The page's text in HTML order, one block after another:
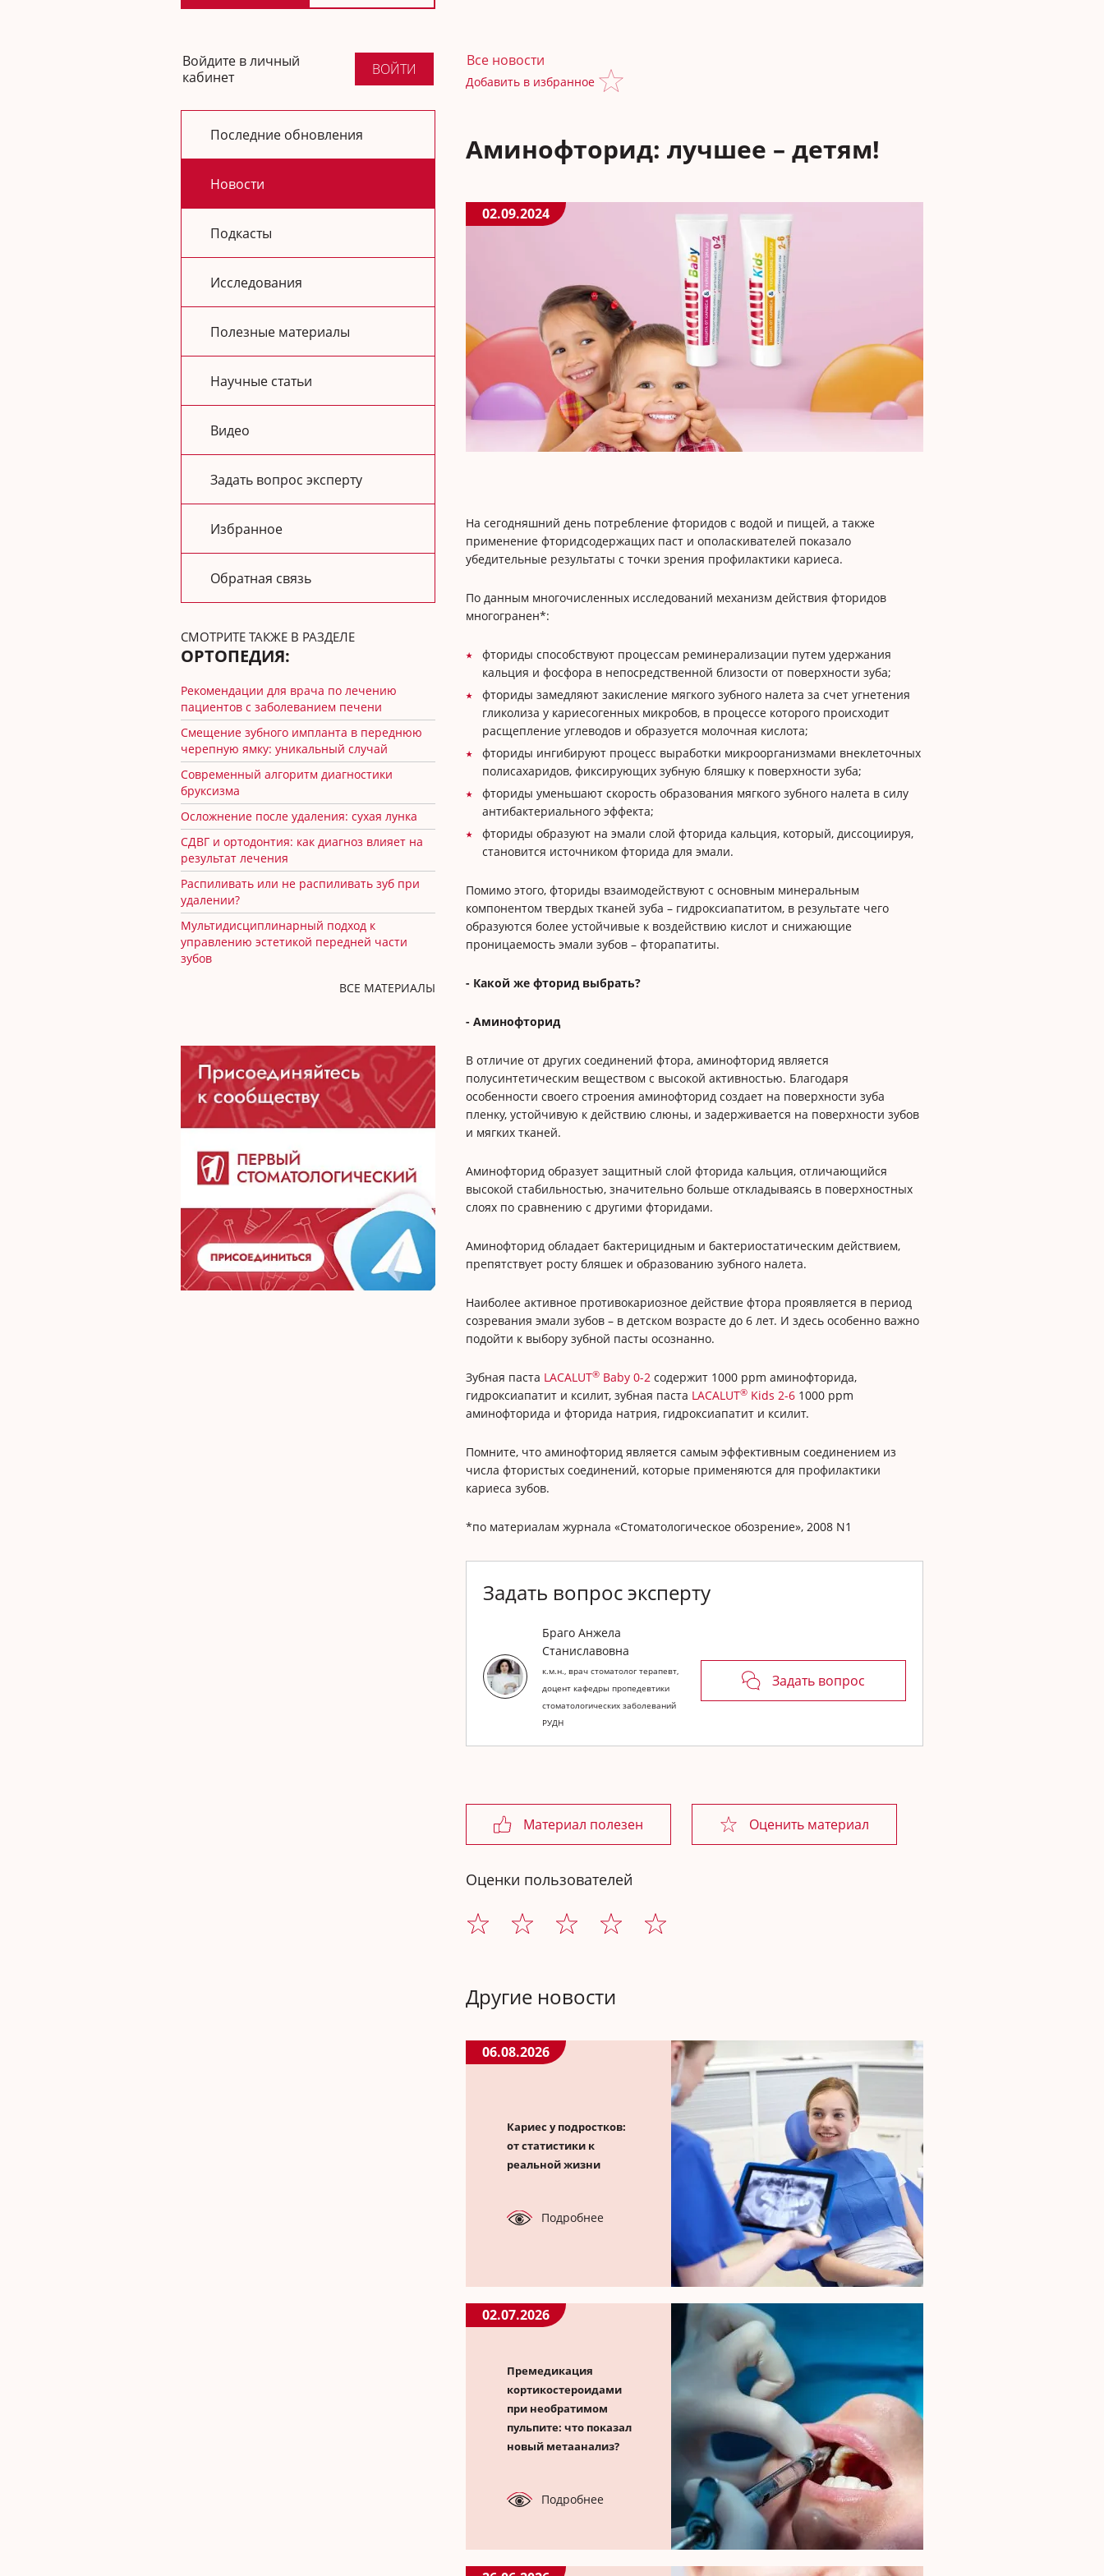
Войдите в личный
кабинет
ВОЙТИ
Последние обновления
Новости
Подкасты
Исследования
Полезные материалы
Научные статьи
Видео
Задать вопрос эксперту
Избранное
Обратная связь
СМОТРИТЕ ТАКЖЕ В РАЗДЕЛЕ
ОРТОПЕДИЯ:
Рекомендации для врача по лечению
пациентов с заболеванием печени
Смещение зубного импланта в переднюю
черепную ямку: уникальный случай
Современный алгоритм диагностики
бруксизма
Осложнение после удаления: сухая лунка
СДВГ и ортодонтия: как диагноз влияет на
результат лечения
Распиливать или не распиливать зуб при
удалении?
Мультидисциплинарный подход к
управлению эстетикой передней части
зубов
ВСЕ МАТЕРИАЛЫ
Все новости
Добавить в избранное
Аминофторид: лучшее – детям!
02.09.2024
На сегодняшний день потребление фторидов с водой и пищей, а также
применение фторидсодержащих паст и ополаскивателей показало
убедительные результаты с точки зрения профилактики кариеса.
По данным многочисленных исследований механизм действия фторидов
многогранен*:
фториды способствуют процессам реминерализации путем удержания
кальция и фосфора в непосредственной близости от поверхности зуба;
фториды замедляют закисление мягкого зубного налета за счет угнетения
гликолиза у кариесогенных микробов, в процессе которого происходит
расщепление углеводов и образуется молочная кислота;
фториды ингибируют процесс выработки микроорганизмами внеклеточных
полисахаридов, фиксирующих зубную бляшку к поверхности зуба;
фториды уменьшают скорость образования мягкого зубного налета в силу
антибактериального эффекта;
фториды образуют на эмали слой фторида кальция, который, диссоциируя,
становится источником фторида для эмали.
Помимо этого, фториды взаимодействуют с основным минеральным
компонентом твердых тканей зуба – гидроксиапатитом, в результате чего
образуются более устойчивые к воздействию кислот и снижающие
проницаемость эмали зубов – фторапатиты.
- Какой же фторид выбрать?
- Аминофторид
В отличие от других соединений фтора, аминофторид является
полусинтетическим веществом с высокой активностью. Благодаря
особенности своего строения аминофторид создает на поверхности зуба
пленку, устойчивую к действию слюны, и задерживается на поверхности зубов
и мягких тканей.
Аминофторид образует защитный слой фторида кальция, отличающийся
высокой стабильностью, значительно больше откладываясь в поверхностных
слоях по сравнению с другими фторидами.
Аминофторид обладает бактерицидным и бактериостатическим действием,
препятствует росту бляшек и образованию зубного налета.
Наиболее активное противокариозное действие фтора проявляется в период
созревания эмали зубов – в детском возрасте до 6 лет. И здесь особенно важно
подойти к выбору зубной пасты осознанно.
Зубная паста LACALUT® Baby 0-2 содержит 1000 ppm аминофторида,
гидроксиапатит и ксилит, зубная паста LACALUT® Kids 2-6 1000 ppm
аминофторида и фторида натрия, гидроксиапатит и ксилит.
Помните, что аминофторид является самым эффективным соединением из
числа фтористых соединений, которые применяются для профилактики
кариеса зубов.
*по материалам журнала «Стоматологическое обозрение», 2008 N1
Задать вопрос эксперту
Браго Анжела
Станиславовна
к.м.н., врач стоматолог терапевт,
доцент кафедры пропедевтики
стоматологических заболеваний
РУДН
Задать вопрос
Материал полезен Оценить материал
Оценки пользователей
Другие новости
06.08.2026
Кариес у подростков:
от статистики к
реальной жизни
Подробнее
02.07.2026
Премедикация
кортикостероидами
при необратимом
пульпите: что показал
новый метаанализ?
Подробнее